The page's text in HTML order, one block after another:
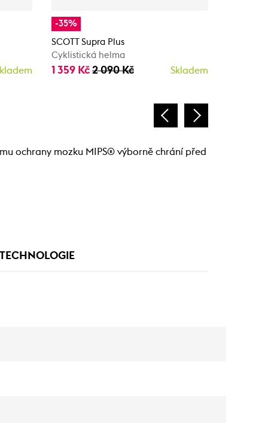
-35%
SCOTT Supra Plus
Cyklistická helma
1 359 Kč 2 090 Kč Skladem
ochrany mozku MIPS® výborně chrání před
TECHNOLOGIE